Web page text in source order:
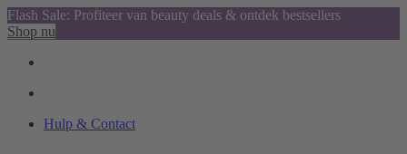
Flash Sale: Profiteer van beauty deals & ontdek bestsellers
Shop nu
Hulp & Contact